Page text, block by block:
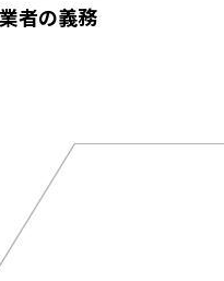
者の義務